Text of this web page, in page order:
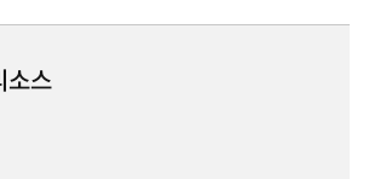
스